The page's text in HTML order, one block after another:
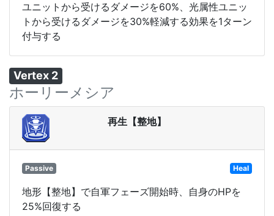
ユニットから受けるダメージを60%、光属性ユニッ
トから受けるダメージを30%軽減する効果を1ターン
付与する
Vertex 2
ホーリーメシア
再生【整地】
Passive Heal
地形【整地】で自軍フェーズ開始時、自身のHPを
25%回復する